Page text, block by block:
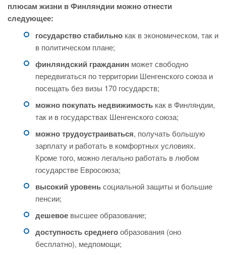
плюсам жизни в Финляндии можно отнести
следующее:
государство стабильно как в экономическом, так и
в политическом плане;
финляндский гражданин может свободно
передвигаться по территории Шенгенского союза и
посещать без визы 170 государств;
можно покупать недвижимость как в Финляндии,
так и в государствах Шенгенского союза;
можно трудоустраиваться, получать большую
зарплату и работать в комфортных условиях.
Кроме того, можно легально работать в любом
государстве Евросоюза;
высокий уровеньсоциальной защиты и большие
пенсии;
дешевое высшее образование;
доступность среднегообразования (оно
бесплатно), медпомощи;